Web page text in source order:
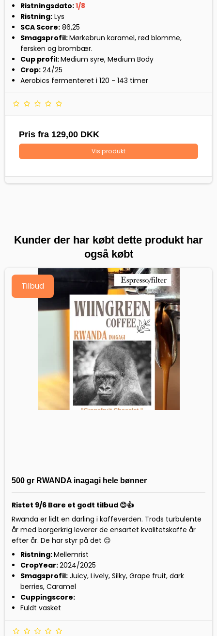
Ristningsdato:1/8
Ristning:Lys
SCA Score:86,25
Smagsprofil:Mørkebrun karamel, rød blomme,
fersken og brombær.
Cup profil:Medium syre, Medium Body
Crop:24/25
Aerobics fermenteret i 120 - 143 timer
Pris fra 129,00 DKK
Vis produkt
Kunder der har købt dette produkt har
også købt
Tilbud
500 gr RWANDA inagagi hele bønner
Ristet 9/6 Bare et godt tilbud 😊👍
Rwanda er lidt en darling i kaffeverden. Trods turbulente
år med borgerkrig leverer de ensartet kvalitetskaffe år
efter år. De har styr på det 😊
Ristning:Mellemrist
CropYear:2024/2025
Smagsprofil:Juicy, Lively, Silky, Grape fruit, dark
berries, Caramel
Cuppingscore:
Fuldt vasket